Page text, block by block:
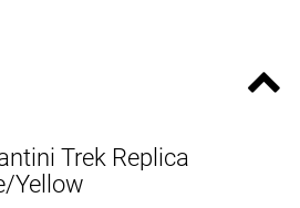
Trek Replica
Yellow